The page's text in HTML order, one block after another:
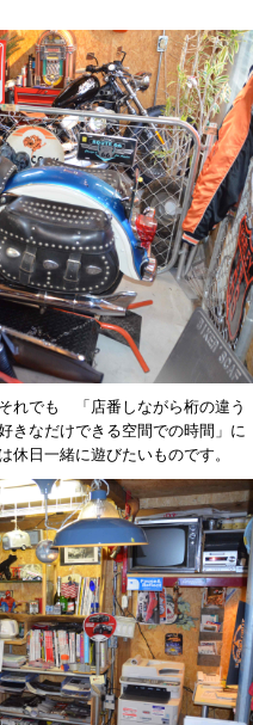
れでも 「店番しながら桁の違う
きなだけできる空間での時間」に
休日一緒に遊びたいものです。